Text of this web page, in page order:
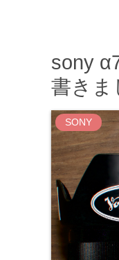
sony
書きま
SONY